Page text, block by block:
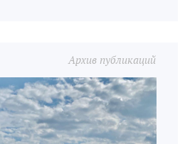
Архив публикаций